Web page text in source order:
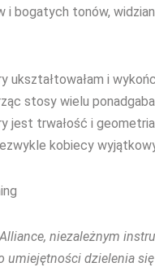
i bogatych tonów,
ukształtowałam i
stosy wielu
jest trwałość i
kobiecy
niezależnym
umiejętności dzielenia